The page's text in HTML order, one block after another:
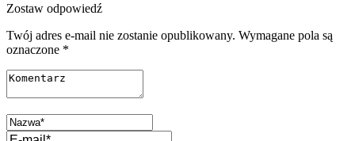
Zostaw odpowiedź
Twój adres e-mail nie zostanie opublikowany. Wymagane pola są
oznaczone *